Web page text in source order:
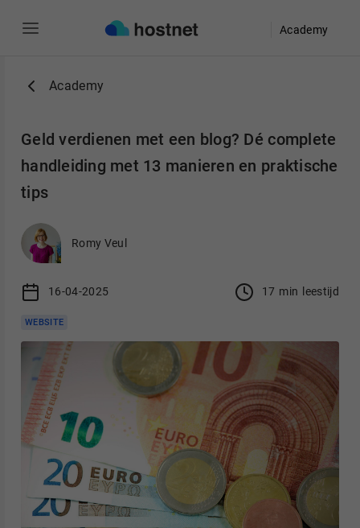
Academy
Academy
Geld verdienen met een blog? Dé complete
handleiding met 13 manieren en praktische
tips
Romy Veul
16-04-2025 17 min leestijd
WEBSITE